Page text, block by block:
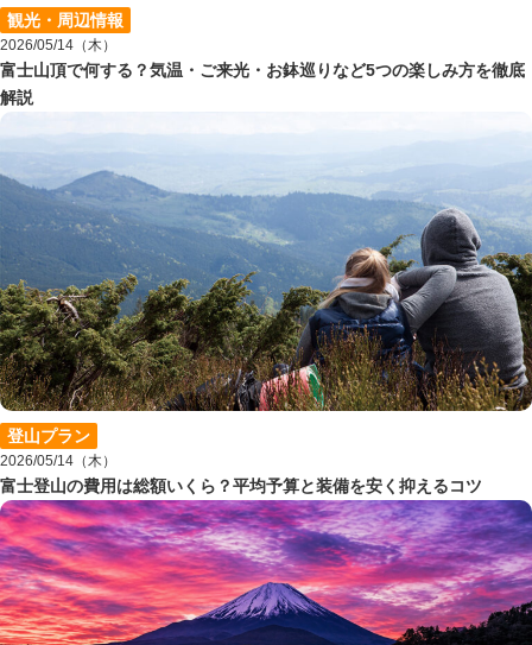
観光・周辺情報
2026/05/14（木）
富士山頂で何する？気温・ご来光・お鉢巡りなど5つの楽しみ方を徹底
解説
登山プラン
2026/05/14（木）
富士登山の費用は総額いくら？平均予算と装備を安く抑えるコツ